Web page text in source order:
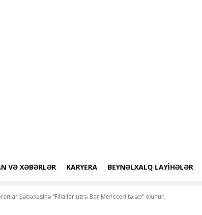
VƏ XƏBƏRLƏR KARYERA BEYNƏLXALQ LAYIHƏLƏR
Şəbəkəsinə “Filiallar üzrə Bar Meneceri tələb” olunur.